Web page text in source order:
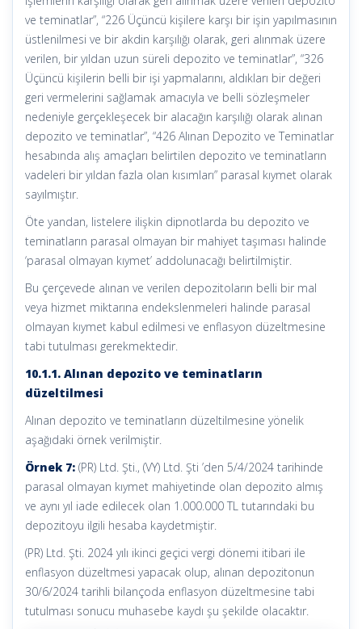
ve teminatlar”, “226 Üçüncü kişilere karşı bir işin yapılmasının
üstlenilmesi ve bir akdin karşılığı olarak, geri alınmak üzere
verilen, bir yıldan uzun süreli depozito ve teminatlar”, “326
Üçüncü kişilerin belli bir işi yapmalarını, aldıkları bir değeri
geri vermelerini sağlamak amacıyla ve belli sözleşmeler
nedeniyle gerçekleşecek bir alacağın karşılığı olarak alınan
depozito ve teminatlar”, “426 Alınan Depozito ve Teminatlar
hesabında alış amaçları belirtilen depozito ve teminatların
vadeleri bir yıldan fazla olan kısımları” parasal kıymet olarak
sayılmıştır.
Öte yandan, listelere ilişkin dipnotlarda bu depozito ve
teminatların parasal olmayan bir mahiyet taşıması halinde
‘parasal olmayan kıymet’ addolunacağı belirtilmiştir.
Bu çerçevede alınan ve verilen depozitoların belli bir mal
veya hizmet miktarına endekslenmeleri halinde parasal
olmayan kıymet kabul edilmesi ve enflasyon düzeltmesine
tabi tutulması gerekmektedir.
10.1.1. Alınan depozito ve teminatların
düzeltilmesi
Alınan depozito ve teminatların düzeltilmesine yönelik
aşağıdaki örnek verilmiştir.
Örnek 7: (PR) Ltd. Şti., (VY) Ltd. Şti ’den 5/4/2024 tarihinde
parasal olmayan kıymet mahiyetinde olan depozito almış
ve aynı yıl iade edilecek olan 1.000.000 TL tutarındaki bu
depozitoyu ilgili hesaba kaydetmiştir.
(PR) Ltd. Şti. 2024 yılı ikinci geçici vergi dönemi itibari ile
enflasyon düzeltmesi yapacak olup, alınan depozitonun
30/6/2024 tarihli bilançoda enflasyon düzeltmesine tabi
tutulması sonucu muhasebe kaydı şu şekilde olacaktır.